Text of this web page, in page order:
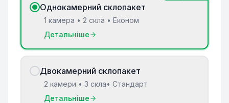
Однокамерний склопакет
1 камера • 2 скла • Економ
Детальніше
Двокамерний склопакет
2 камери • 3 скла• Стандарт
Детальніше